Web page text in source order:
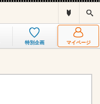
リ
ス
と
索
特別企画 マイページ